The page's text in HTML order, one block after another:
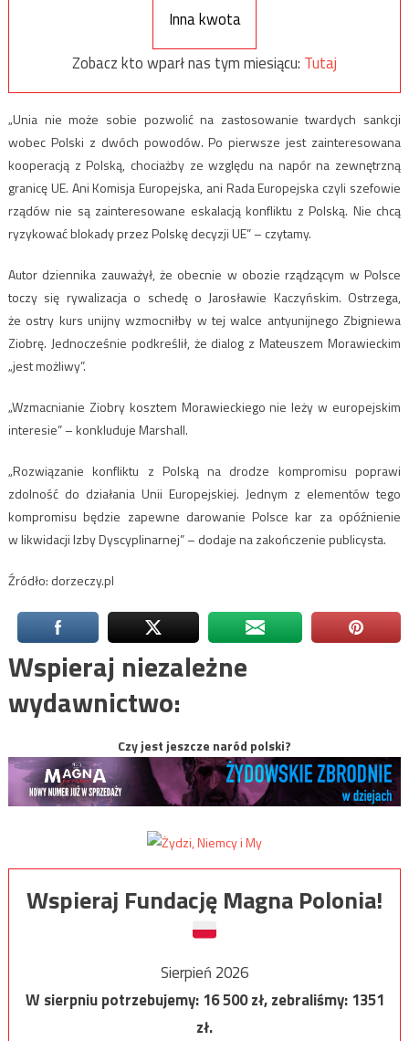
Inna kwota
Zobacz kto wparł nas tym miesiącu: Tutaj
„Unia nie może sobie pozwolić na zastosowanie twardych sankcji
wobec Polski z dwóch powodów. Po pierwsze jest zainteresowana
kooperacją z Polską, chociażby ze względu na napór na zewnętrzną
granicę UE. Ani Komisja Europejska, ani Rada Europejska czyli szefowie
rządów nie są zainteresowane eskalacją konfliktu z Polską. Nie chcą
ryzykować blokady przez Polskę decyzji UE” – czytamy.
Autor dziennika zauważył, że obecnie w obozie rządzącym w Polsce
toczy się rywalizacja o schedę o Jarosławie Kaczyńskim. Ostrzega,
że ostry kurs unijny wzmocniłby w tej walce antyunijnego Zbigniewa
Ziobrę. Jednocześnie podkreślił, że dialog z Mateuszem Morawieckim
„jest możliwy”.
„Wzmacnianie Ziobry kosztem Morawieckiego nie leży w europejskim
interesie” – konkluduje Marshall.
„Rozwiązanie konfliktu z Polską na drodze kompromisu poprawi
zdolność do działania Unii Europejskiej. Jednym z elementów tego
kompromisu będzie zapewne darowanie Polsce kar za opóźnienie
w likwidacji Izby Dyscyplinarnej” – dodaje na zakończenie publicysta.
Źródło: dorzeczy.pl
Wspieraj niezależne
wydawnictwo:
Czy jest jeszcze naród polski?
Wspieraj Fundację Magna Polonia!
Sierpień 2026
W sierpniu potrzebujemy:16 500zł, zebraliśmy:1351
zł.